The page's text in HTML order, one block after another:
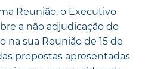
Reunião, o Executivo
a não adjudicação do
sua Reunião de 15 de
propostas apresentadas